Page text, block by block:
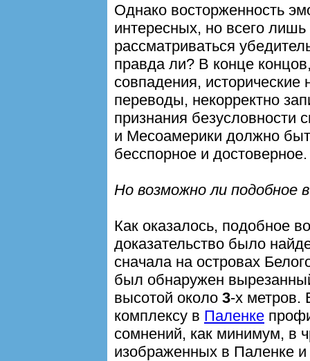
Однако восторженность
интересных, но всего
рассматриваться
правда ли? В конце
совпадения,
переводы, некорректно
признания безусловности
и Месоамерики должно
бесспорное и достоверное.
Но возможно ли подобное
Как оказалось, подобное
доказательство было
сначала на островах
был обнаружен
высотой около 3-х метров.
комплексу в Паленке
сомнений, как минимум, в
изображенных в Паленке